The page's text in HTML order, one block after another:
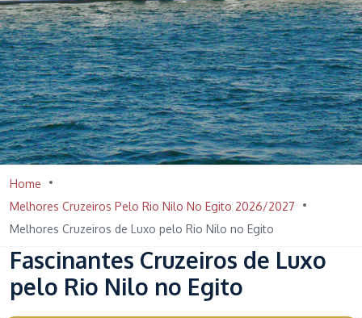
Home
Melhores Cruzeiros Pelo Rio Nilo No Egito 2026/2027
Melhores Cruzeiros de Luxo pelo Rio Nilo no Egito
Fascinantes Cruzeiros de Luxo
pelo Rio Nilo no Egito